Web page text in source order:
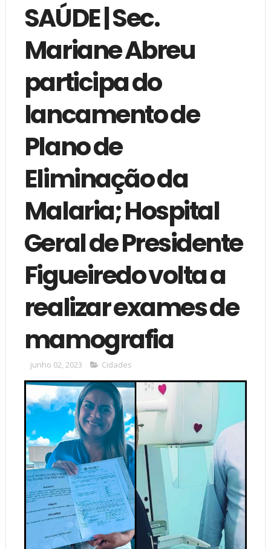
SAÚDE | Sec.
Mariane Abreu
participa do
lancamento de
Plano de
Eliminação da
Malaria; Hospital
Geral de Presidente
Figueiredo volta a
realizar exames de
mamografia
junho 02, 2023 Cidades